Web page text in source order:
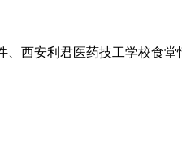
西安利君医药技工学校食